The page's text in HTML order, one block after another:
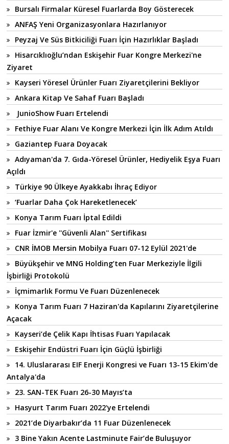
Bursalı Firmalar Küresel Fuarlarda Boy Gösterecek
ANFAŞ Yeni Organizasyonlara Hazırlanıyor
Peyzaj Ve Süs Bitkiciliği Fuarı İçin Hazırlıklar Başladı
Hisarcıklıoğlu’ndan Eskişehir Fuar Kongre Merkezi'ne
Ziyaret
Kayseri Yöresel Ürünler Fuarı Ziyaretçilerini Bekliyor
Ankara Kitap Ve Sahaf Fuarı Başladı
JunioShow Fuarı Ertelendi
Fethiye Fuar Alanı Ve Kongre Merkezi İçin İlk Adım Atıldı
Gaziantep Fuara Doyacak
Adıyaman'da 7. Gıda-Yöresel Ürünler, Hediyelik Eşya Fuarı
Açıldı
Türkiye 90 Ülkeye Ayakkabı İhraç Ediyor
‘Fuarlar Daha Çok Hareketlenecek’
Konya Tarım Fuarı İptal Edildi
Fuar İzmir'e ''Güvenli Alan'' Sertifikası
CNR İMOB Mersin Mobilya Fuarı 07-12 Eylül 2021'de
Büyükşehir ve MNG Holding’ten Fuar Merkeziyle İlgili
İşbirliği Protokolü
İçmimarlık Formu Ve Fuarı Düzenlenecek
Konya Tarım Fuarı 7 Haziran'da Kapılarını Ziyaretçilerine
Açacak
Kayseri’de Çelik Kapı İhtisas Fuarı Yapılacak
Eskişehir Endüstri Fuarı İçin Güçlü İşbirliği
14. Uluslararası EIF Enerji Kongresi ve Fuarı 13-15 Ekim'de
Antalya'da
23. SAN-TEK Fuarı 26-30 Mayıs’ta
Hasyurt Tarım Fuarı 2022'ye Ertelendi
2021’de Diyarbakır’da 11 Fuar Düzenlenecek
3 Bine Yakın Acente Lastminute Fair’de Buluşuyor